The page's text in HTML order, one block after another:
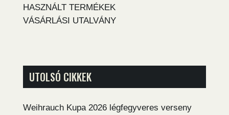
HASZNÁLT TERMÉKEK
VÁSÁRLÁSI UTALVÁNY
UTOLSÓ CIKKEK
Weihrauch Kupa 2026 légfegyveres verseny